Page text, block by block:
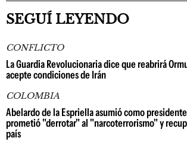
SEGUÍ LEYENDO
CONFLICTO
La Guardia Revolucionaria dice que reabrirá
acepte condiciones de Irán
COLOMBIA
Abelardo de la Espriella asumió como
prometió "derrotar" al "narcoterrorismo" y
país